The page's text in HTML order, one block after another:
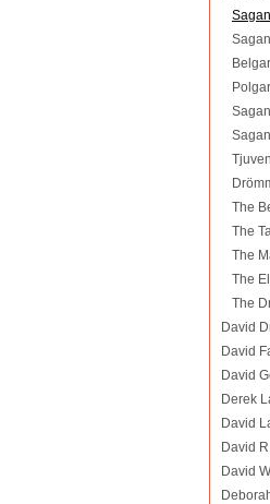
The
The
The
The
The
David
David
David
Derek
David
David
David